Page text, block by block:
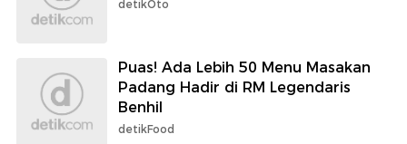
detikOto
Puas! Ada Lebih 50 Menu Masakan
Padang Hadir di RM Legendaris
Benhil
detikFood